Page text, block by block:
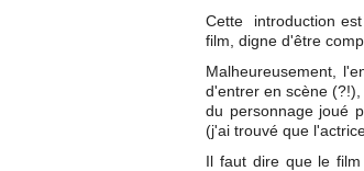
Cette introduction
film, digne d'être
Malheureusement,
d'entrer en scène
du personnage joué
(j'ai trouvé que
Il faut dire que le